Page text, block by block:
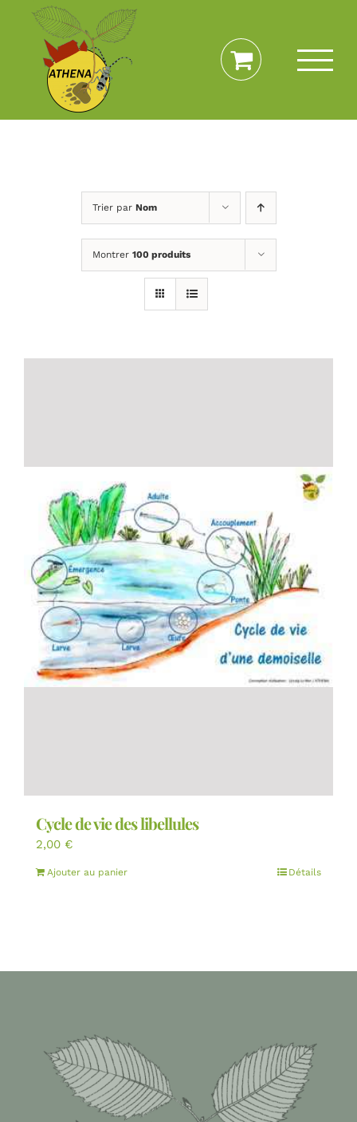
Passer
contenu
Trier par Nom
Montrer 100 produits
Cycle de vie des libellules
2,00 €
Ajouter au panier Détails